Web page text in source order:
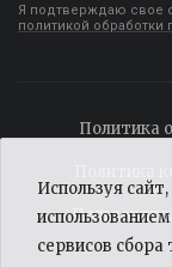
Я подтверждаю свое
политикой
Политика
Используя
сервисов